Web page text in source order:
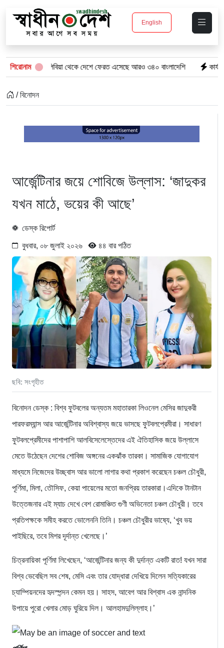
English
শিরোনাম
লিবিয়া থেকে দেশে ফেরত এসেছে আরও ৩৪০ বাংলাদেশি কার্যক্রম
/ বিনোদন
আর্জেন্টিনার জয়ে শোবিজে উল্লাস: ‘জাদুকর
যখন মাঠে, ভয়ের কী আছে’
ডেস্ক রিপোর্ট
বুধবার, ০৮ জুলাই ২০২৬ ৪৪ বার পঠিত
ছবি: সংগৃহীত
বিনোদন ডেস্ক : বিশ্ব ফুটবলের অন্যতম মহাতারকা লিওনেল মেসির জাদুকরী
পারফরম্যান্স আর আর্জেন্টিনার অবিশ্বাস্য জয়ে ভাসছে ফুটবলপ্রেমীরা। সাধারণ
ফুটবলপ্রেমীদের পাশাপাশি আলবিসেলেস্তেদের এই ঐতিহাসিক জয়ে উল্লাসে
মেতে উঠেছেন দেশের শোবিজ অঙ্গনের একঝাঁক তারকা। সামাজিক যোগাযোগ
মাধ্যমে নিজেদের উচ্ছ্বাস আর ভালো লাগার কথা প্রকাশ করেছেন চঞ্চল চৌধুরী,
পূর্ণিমা, মিলা, তৌসিফ, কেয়া পায়েলের মতো জনপ্রিয় তারকারা।এদিকে টানটান
উত্তেজনার এই ম্যাচ দেখে বেশ রোমাঞ্চিত গুণী অভিনেতা চঞ্চল চৌধুরী। তবে
প্রতিপক্ষকে সমীহ করতে ভোলেননি তিনি। চঞ্চল চৌধুরীর ভাষ্যে, ‘খুব ভয়
পাইছিরে, তবে মিশর দূর্দান্ত খেলেছে।’
চিত্রনায়িকা পূর্ণিমা লিখেছেন, ‘আর্জেন্টিনার জন্য কী দুর্দান্ত একটি রাত! যখন সারা
বিশ্ব ভেবেছিল সব শেষ, মেসি এবং তার যোদ্ধারা দেখিয়ে দিলেন সত্যিকারের
চ্যাম্পিয়নদের হৃদস্পন্দন কেমন হয়। সাহস, আবেগ আর বিশ্বাস এক নান্দনিক
উপায়ে পুরো খেলার মোড় ঘুরিয়ে দিল। আলহামদুলিল্লাহ।’